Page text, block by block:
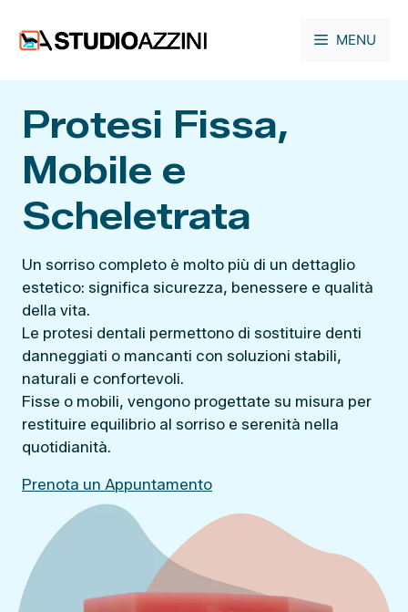
contenuto
MENU
Protesi Fissa,
Mobile e
Scheletrata
Un sorriso completo è molto più di un dettaglio
estetico: significa sicurezza, benessere e qualità
della vita.
Le protesi dentali permettono di sostituire denti
danneggiati o mancanti con soluzioni stabili,
naturali e confortevoli.
Fisse o mobili, vengono progettate su misura per
restituire equilibrio al sorriso e serenità nella
quotidianità.
Prenota un Appuntamento